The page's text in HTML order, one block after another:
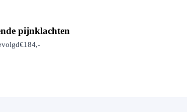
pijnklachten
€184,-